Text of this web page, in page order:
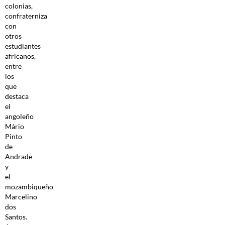
colonias,
confraterniza
con
otros
estudiantes
africanos,
entre
los
que
destaca
el
angoleño
Mário
Pinto
de
Andrade
y
el
mozambiqueño
Marcelino
dos
Santos.